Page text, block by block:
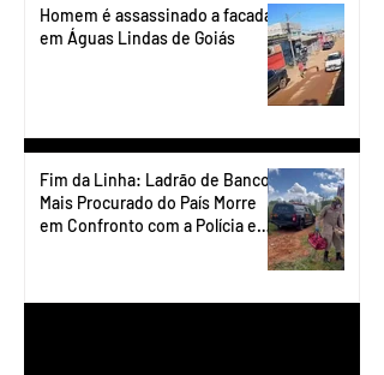
Homem é assassinado a facadas
em Águas Lindas de Goiás
Fim da Linha: Ladrão de Banco
Mais Procurado do País Morre
em Confronto com a Polícia em